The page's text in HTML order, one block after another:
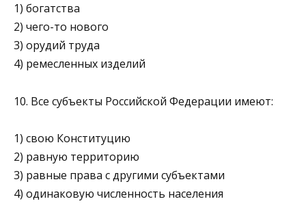
1) богатства
2) чего-то нового
3) орудий труда
4) ремесленных изделий
10. Все субъекты Российской Федерации имеют:
1) свою Конституцию
2) равную территорию
3) равные права с другими субъектами
4) одинаковую численность населения